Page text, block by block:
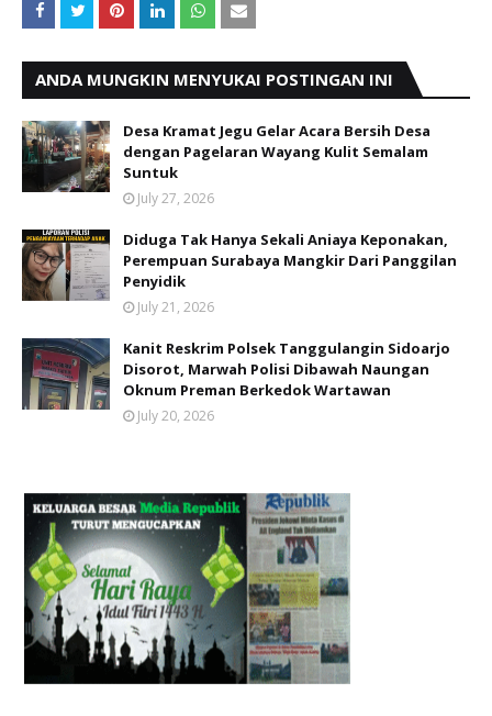
ANDA MUNGKIN MENYUKAI POSTINGAN INI
Desa Kramat Jegu Gelar Acara Bersih Desa
dengan Pagelaran Wayang Kulit Semalam
Suntuk
July 27, 2026
Diduga Tak Hanya Sekali Aniaya Keponakan,
Perempuan Surabaya Mangkir Dari Panggilan
Penyidik
July 21, 2026
Kanit Reskrim Polsek Tanggulangin Sidoarjo
Disorot, Marwah Polisi Dibawah Naungan
Oknum Preman Berkedok Wartawan
July 20, 2026